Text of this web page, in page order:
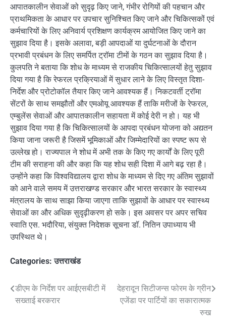
आपातकालीन सेवाओं को सुदृढ़ किए जाने, गंभीर रोगियों की पहचान और
प्राथमिकता के आधार पर उपचार सुनिश्चित किए जाने और चिकित्सकों एवं
कर्मचारियों के लिए अनिवार्य प्रशिक्षण कार्यक्रम आयोजित किए जाने का
सुझाव दिया है। इसके अलावा, बड़ी आपदाओं या दुर्घटनाओं के दौरान
प्रभावी प्रबंधन के लिए समर्पित ट्रॉमा टीमों के गठन का सुझाव दिया है।
कुलपति ने बताया कि शोध के माध्यम से राजकीय चिकित्सालयों हेतु सुझाव
दिया गया है कि रेफरल प्रक्रियाओं में सुधार लाने के लिए विस्तृत दिशा-
निर्देश और प्रोटोकॉल तैयार किए जाने आवश्यक हैं। निकटवर्ती ट्रॉमा
सेंटरों के साथ समझौतों और एमओयू आवश्यक हैं ताकि मरीजों के रेफरल,
एम्बुलेंस सेवाओं और आपातकालीन सहायता में कोई देरी न हो। यह भी
सुझाव दिया गया है कि चिकित्सालयों के आपदा प्रबंधन योजना को अद्यतन
किया जाना जरूरी है जिसमें भूमिकाओं और जिम्मेदारियों का स्पष्ट रूप से
उल्लेख हो। राज्यपाल ने शोध में अभी तक के किए गए कार्यों के लिए पूरी
टीम की सराहना की और कहा कि यह शोध सही दिशा में आगे बढ़ रहा है।
उन्होंने कहा कि विश्वविद्यालय द्वारा शोध के माध्यम से दिए गए अंतिम सुझावों
को आने वाले समय में उत्तराखण्ड सरकार और भारत सरकार के स्वास्थ्य
मंत्रालय के साथ साझा किया जाएगा ताकि सुझावों के आधार पर स्वास्थ्य
सेवाओं का और अधिक सुदृढ़ीकरण हो सके। इस अवसर पर अपर सचिव
स्वाति एस. भदौरिया, संयुक्त निदेशक सूचना डॉ. नितिन उपाध्याय भी
उपस्थित थे।
Categories:उत्तराखंड
Post
navigation
डीएम के निर्देश पर आईएसबीटी में
सख्ताई बरकरार
देहरादून सिटीजन्स फोरम के ग्रीन
एजेंडा पर पार्टियों का सकारात्मक
रुख